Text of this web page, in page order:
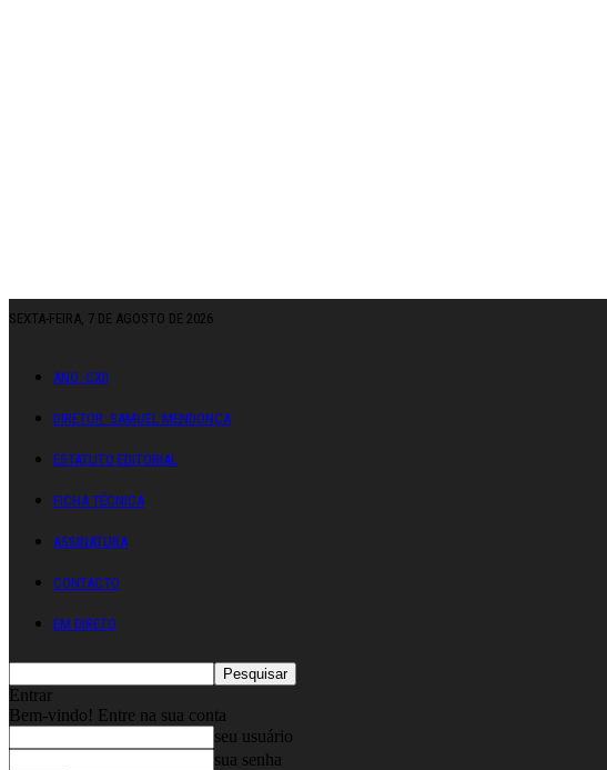
SEXTA-FEIRA, 7 DE AGOSTO DE 2026
ANO: CXII
DIRETOR: SAMUEL MENDONÇA
ESTATUTO EDITORIAL
FICHA TÉCNICA
ASSINATURA
CONTACTO
EM DIRETO
Entrar
Bem-vindo! Entre na sua conta
seu usuário
sua senha